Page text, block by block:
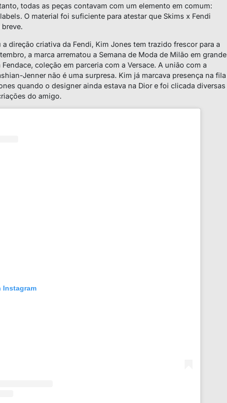
todas as peças contavam com um elemento em comum:
labels. O material foi suficiente para atestar que Skims x Fendi
a direção criativa da Fendi, Kim Jones tem trazido frescor para a
a marca arrematou a Semana de Moda de Milão em grande
coleção em parceria com a Versace. A união com a
Jenner não é uma surpresa. Kim já marcava presença na fila
quando o designer ainda estava na Dior e foi clicada diversas
do amigo.
Instagram